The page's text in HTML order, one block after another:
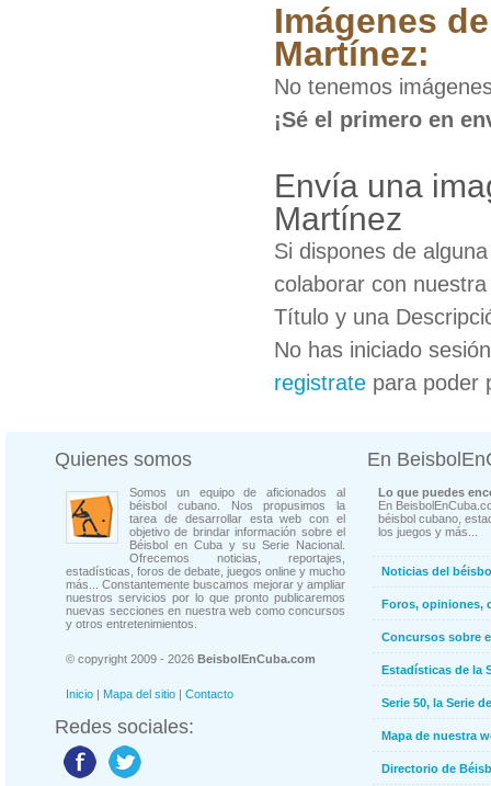
Imágenes
Martínez:
No tenemos
¡Sé el primero en
Envía una
Martínez
Si dispones de
colaborar con
Título y una
No has iniciado
registrate para poder
Quienes somos
Somos un equipo de aficionados al
béisbol cubano. Nos propusimos la
tarea de desarrollar esta web con el
objetivo de brindar información sobre el
Béisbol en Cuba y su Serie Nacional.
Ofrecemos noticias, reportajes,
estadísticas, foros de debate, juegos online y mucho
más... Constantemente buscamos mejorar y ampliar
nuestros servicios por lo que pronto publicaremos
nuevas secciones en nuestra web como concursos
y otros entretenimientos.
© copyright 2009 - 2026 BeisbolEnCuba.com
Inicio | Mapa del sitio | Contacto
Redes sociales:
En
Lo que puedes
En
béisbol cubano,
los juegos y más...
Noticias del
Foros, opiniones,
Concursos sobre
Estadísticas de la
Serie 50, la Serie
Mapa de nuestra
Directorio de